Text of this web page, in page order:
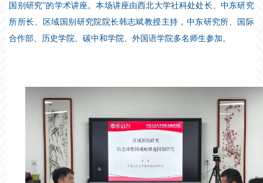
国别研究”的学术讲座。本场讲座由西北大学社科处处长、中东研究
所所长、区域国别研究院院长韩志斌教授主持，中东研究所、国际
合作部、历史学院、碳中和学院、外国语学院多名师生参加。